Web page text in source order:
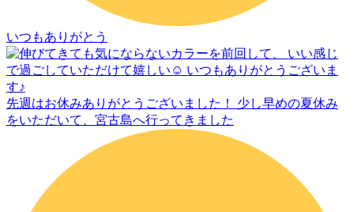
いつもありがとう
先週はお休みありがとうございました！ 少し早めの夏休み
をいただいて、宮古島へ行ってきました